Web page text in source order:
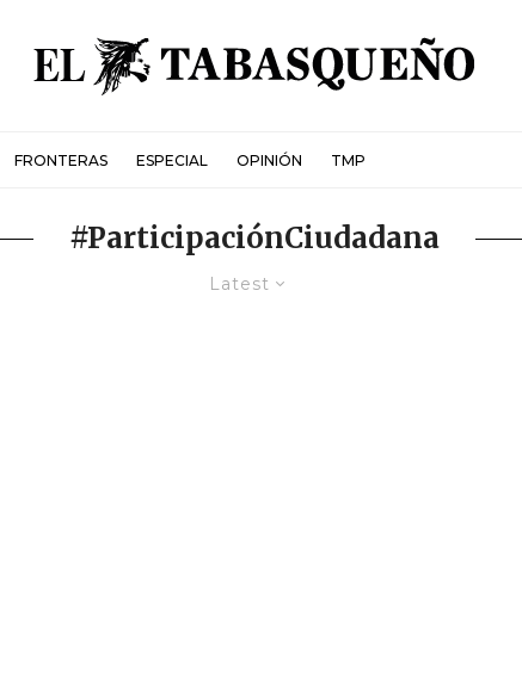
FRONTERAS ESPECIAL OPINIÓN TMP
#ParticipaciónCiudadana
Latest